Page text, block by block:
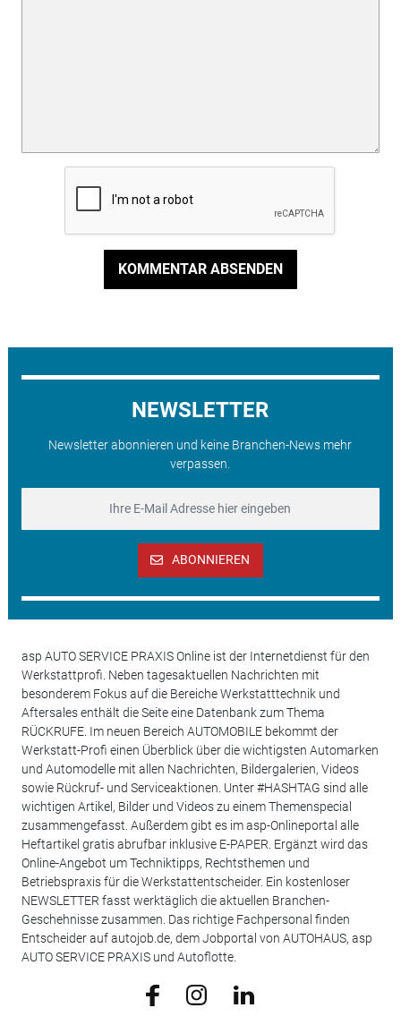
KOMMENTAR ABSENDEN
NEWSLETTER
Newsletter abonnieren und keine Branchen-News mehr
verpassen.
ABONNIEREN
asp AUTO SERVICE PRAXIS Online ist der Internetdienst für den
Werkstattprofi. Neben tagesaktuellen Nachrichten mit
besonderem Fokus auf die Bereiche Werkstatttechnik und
Aftersales enthält die Seite eine Datenbank zum Thema
RÜCKRUFE. Im neuen Bereich AUTOMOBILE bekommt der
Werkstatt-Profi einen Überblick über die wichtigsten Automarken
und Automodelle mit allen Nachrichten, Bildergalerien, Videos
sowie Rückruf- und Serviceaktionen. Unter #HASHTAG sind alle
wichtigen Artikel, Bilder und Videos zu einem Themenspecial
zusammengefasst. Außerdem gibt es im asp-Onlineportal alle
Heftartikel gratis abrufbar inklusive E-PAPER. Ergänzt wird das
Online-Angebot um Techniktipps, Rechtsthemen und
Betriebspraxis für die Werkstattentscheider. Ein kostenloser
NEWSLETTER fasst werktäglich die aktuellen Branchen-
Geschehnisse zusammen. Das richtige Fachpersonal finden
Entscheider auf autojob.de, dem Jobportal von AUTOHAUS, asp
AUTO SERVICE PRAXIS und Autoflotte.